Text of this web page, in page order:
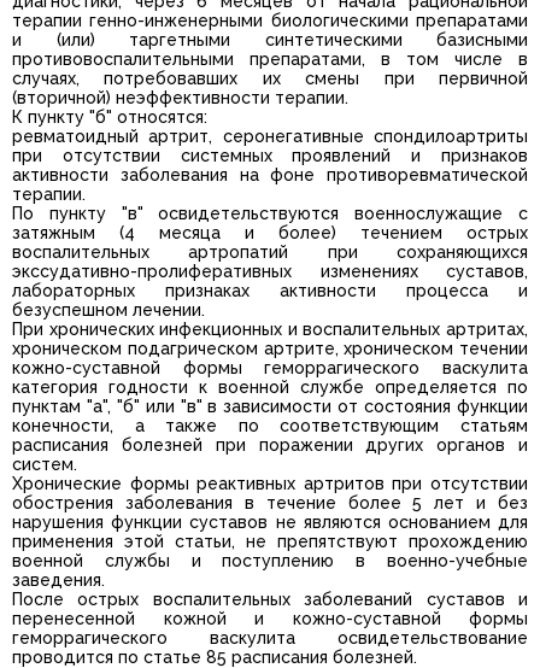
терапии генно-инженерными биологическими препаратами
и (или) таргетными синтетическими базисными
противовоспалительными препаратами, в том числе в
случаях, потребовавших их смены при первичной
(вторичной) неэффективности терапии.
К пункту "б" относятся:
ревматоидный артрит, серонегативные спондилоартриты
при отсутствии системных проявлений и признаков
активности заболевания на фоне противоревматической
терапии.
По пункту "в" освидетельствуются военнослужащие с
затяжным (4 месяца и более) течением острых
воспалительных артропатий при сохраняющихся
экссудативно-пролиферативных изменениях суставов,
лабораторных признаках активности процесса и
безуспешном лечении.
При хронических инфекционных и воспалительных артритах,
хроническом подагрическом артрите, хроническом течении
кожно-суставной формы геморрагического васкулита
категория годности к военной службе определяется по
пунктам "а", "б" или "в" в зависимости от состояния функции
конечности, а также по соответствующим статьям
расписания болезней при поражении других органов и
систем.
Хронические формы реактивных артритов при отсутствии
обострения заболевания в течение более 5 лет и без
нарушения функции суставов не являются основанием для
применения этой статьи, не препятствуют прохождению
военной службы и поступлению в военно-учебные
заведения.
После острых воспалительных заболеваний суставов и
перенесенной кожной и кожно-суставной формы
геморрагического васкулита освидетельствование
проводится по статье 85 расписания болезней.